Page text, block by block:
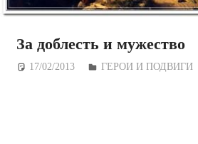
За доблесть и мужество
17/02/2013 Дежурный по Редакции
ГЕРОИ И ПОДВИГИ